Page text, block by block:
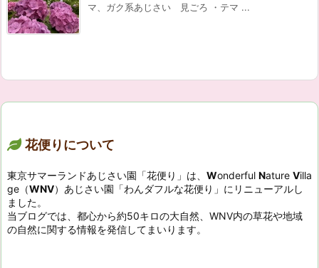
マ、ガク系あじさい 見ごろ ・テマ ...
花便りについて
東京サマーランドあじさい園「花便り」は、 Wonderful Nature Villa
ge（WNV）あじさい園「わんダフルな花便り」にリニューアルし
ました。
当ブログでは、都心から約50キロの大自然、WNV内の草花や地域
の自然に関する情報を発信してまいります。